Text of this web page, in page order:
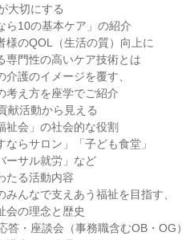
大切にする
ら10の基本ケア」の紹介
様のQOL（生活の質）向上に
専門性の高いケア技術とは
介護のイメージを覆す、
考え方を座学でご紹介
献活動から見える
祉会」の社会的な役割
ならサロン」「子ども食堂」
ーサル就労」など
たる活動内容
みんなで支えあう福祉を目指す、
会の理念と歴史
答・座談会（事務職含むOB・OG）